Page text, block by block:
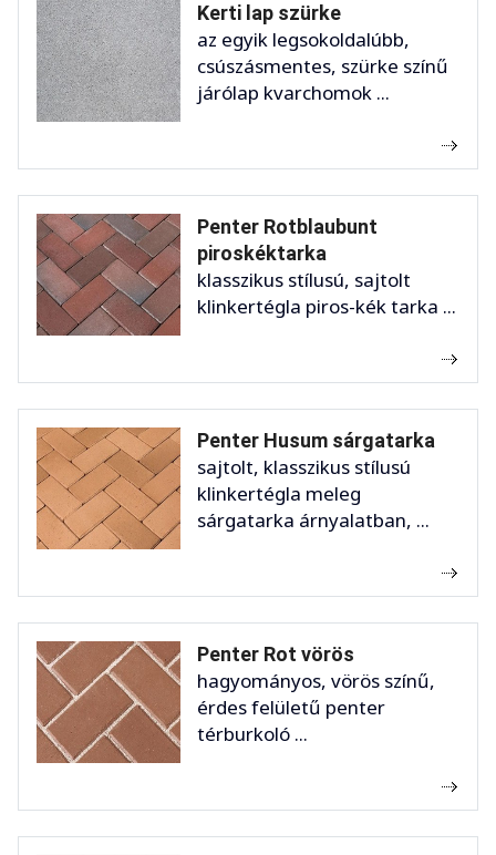
Kerti lap szürke
az egyik legsokoldalúbb,
csúszásmentes, szürke színű
járólap kvarchomok ...
Penter Rotblaubunt
piroskéktarka
klasszikus stílusú, sajtolt
klinkertégla piros-kék tarka ...
Penter Husum sárgatarka
sajtolt, klasszikus stílusú
klinkertégla meleg
sárgatarka árnyalatban, ...
Penter Rot vörös
hagyományos, vörös színű,
érdes felületű penter
térburkoló ...